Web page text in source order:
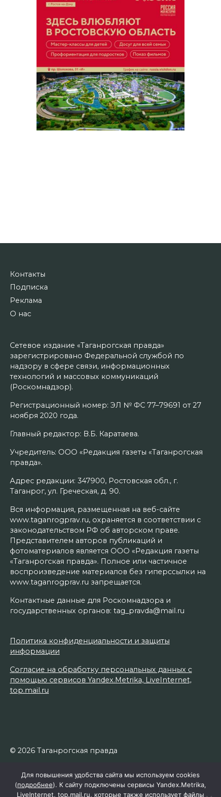
Контакты
Подписка
Реклама
О нас
Сетевое издание «Таганрогская правда»
зарегистрировано Федеральной службой по
надзору в сфере связи, информационных
технологий и массовых коммуникаций
(Роскомнадзор).
Регистрационный номер: ЭЛ № ФС 77–79691 от 27
ноября 2020 года.
Главный редактор: В.Б. Каратаева.
Учредитель: ООО «Редакция газеты «Таганрогская
правда».
Адрес редакции: 347900, Ростовская обл., г.
Таганрог, ул. Греческая, д. 90.
Вся информация, размещенная на веб-сайте
www.taganrogprav.ru, охраняется в соответствии с
законодательством РФ об авторском праве.
Представителем авторов публикаций и
фотоматериалов является ООО «Редакция газеты
«Таганрогская правда». Полное или частичное
воспроизведение материалов без гиперссылки на
www.taganrogprav.ru запрещается.
Контактные данные для Роскомнадзора и
государственных органов: tag_pravda@mail.ru
Политика конфиденциальности и защиты
информации
Согласие на обработку персональных данных с
помощью сервисов Yandex.Metrika, LiveInternet,
top.mail.ru
© 2026 Таганрогская правда
Для повышения удобства сайта мы используем cookies
(подробнее). К сайту подключены сервисы Yandex.Metrika,
LiveInternet, top.mail.ru, которые также использует файлы